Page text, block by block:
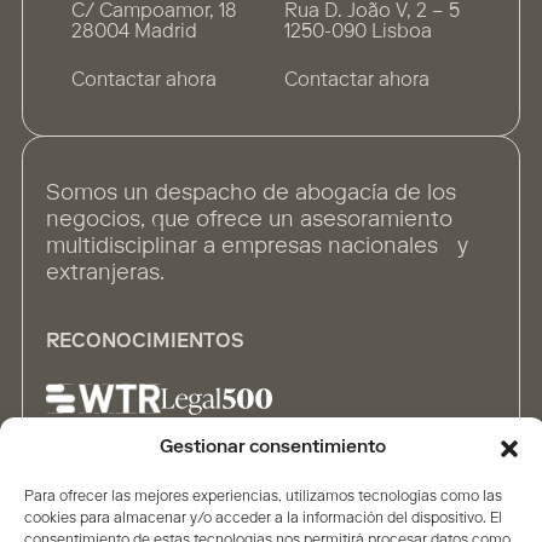
Gestionar consentimiento
Para ofrecer las mejores experiencias, utilizamos tecnologías como las
cookies para almacenar y/o acceder a la información del dispositivo. El
C/ Campoamor, 18
28004 Madrid
Contactar ahora
Rua D. João V, 2 – 5
1250-090 Lisboa
Contactar ahora
Somos un despacho de abogacía de los
negocios, que ofrece un asesoramiento
multidisciplinar a empresas nacionales y
extranjeras.
RECONOCIMIENTOS
ALIANZAS